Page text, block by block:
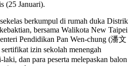
(25 Januari).
berkumpul di rumah duka Distrik
bersama Walikota New Taipei
Pendidikan Pan Wen-chung (潘文
izin sekolah menengah
dan para peserta melepaskan balon